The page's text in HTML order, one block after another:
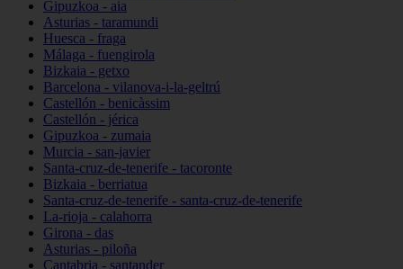
Gipuzkoa - aia
Asturias - taramundi
Huesca - fraga
Málaga - fuengirola
Bizkaia - getxo
Barcelona - vilanova-i-la-geltrú
Castellón - benicàssim
Castellón - jérica
Gipuzkoa - zumaia
Murcia - san-javier
Santa-cruz-de-tenerife - tacoronte
Bizkaia - berriatua
Santa-cruz-de-tenerife - santa-cruz-de-tenerife
La-rioja - calahorra
Girona - das
Asturias - piloña
Cantabria - santander